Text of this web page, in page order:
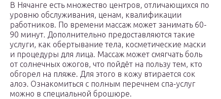
В Нячанге есть множество центров, отличающихся по
уровню обслуживания, ценам, квалификации
работников. По времени массаж может занимать 60-
90 минут. Дополнительно предоставляются такие
услуги, как обертывание тела, косметические маски
и процедуры для лица. Массаж может смягчать боль
от солнечных ожогов, что пойдёт на пользу тем, кто
обгорел на пляже. Для этого в кожу втирается сок
алоэ. Ознакомиться с полным перечнем спа-услуг
можно в специальной брошюре.